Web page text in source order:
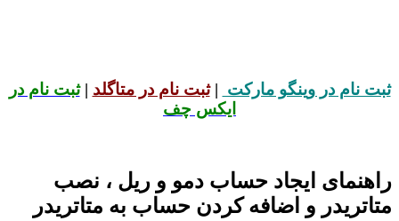
ثبت نام در وینگو مارکت |ثبت نام در متاگلد |ثبت نام در
ایکس چف
راهنمای ایجاد حساب دمو و ریل ، نصب
متاتریدر و اضافه کردن حساب به متاتریدر